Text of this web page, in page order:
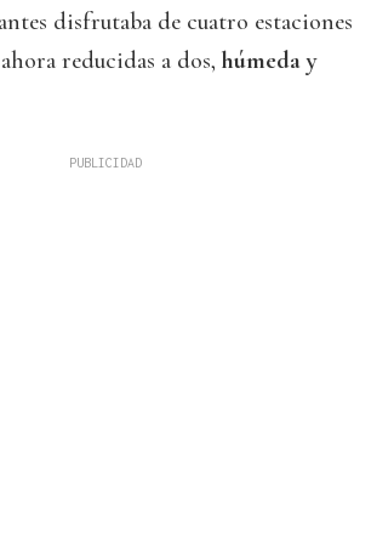
disfrutaba de cuatro estaciones
reducidas a dos, húmeda y